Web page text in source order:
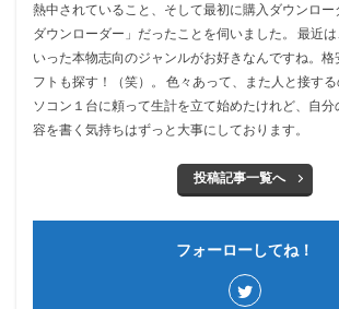
熱中されていること、そして最初に購入ダウンロー
ダウンローダー」だったことを伺いました。 最近
いった本物志向のジャンルがお好きなんですね。
フトも探す！（笑）。 色々あって、また人と接す
ソコン１台に頼って生計を立て始めたけれど、自
容を書く気持ちはずっと大事にしております。
投稿記事一覧へ
フォーローしてね！